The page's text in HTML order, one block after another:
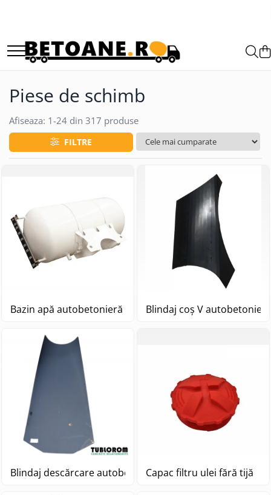
PIESE AUTOBETONIERE
AUTOBETONIERE STETTER
AUTOBETONIERE CIFA
AUTOBETONIERE KARENA
AUTOBETONIERE INTERMIX
AUTOBETONIERE PUTZMEISTER
Piese de schimb
Afiseaza: 1-24 din 317 produse
FILTRE
Bazin apă autobetonieră StetterBlindaj coș V
Blindaj descărcare autobetonieră Stetter L=1450
Capac filtru ulei fără tijă